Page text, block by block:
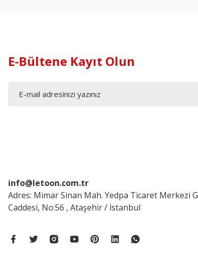
E-Bültene Kayıt Olun
info@letoon.com.tr
Adres: Mimar Sinan Mah. Yedpa Ticaret Merkezi G
Caddesi, No:56 , Ataşehir / İstanbul